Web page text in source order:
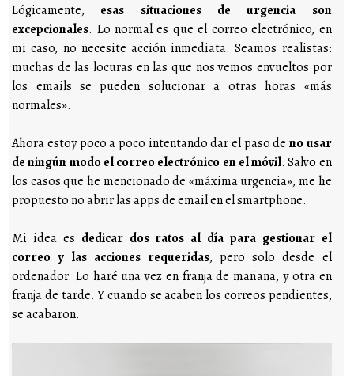
Lógicamente, esas situaciones de urgencia son
excepcionales. Lo normal es que el correo electrónico, en
mi caso, no necesite acción inmediata. Seamos realistas:
muchas de las locuras en las que nos vemos envueltos por
los emails se pueden solucionar a otras horas «más
normales».
Ahora estoy poco a poco intentando dar el paso de no usar
de ningún modo el correo electrónico en el móvil. Salvo en
los casos que he mencionado de «máxima urgencia», me he
propuesto no abrir las apps de email en el smartphone.
Mi idea es dedicar dos ratos al día para gestionar el
correo y las acciones requeridas, pero solo desde el
ordenador. Lo haré una vez en franja de mañana, y otra en
franja de tarde. Y cuando se acaben los correos pendientes,
se acabaron.